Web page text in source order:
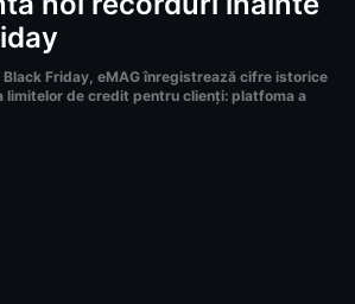
Black Friday, eMAG înregistrează cifre istorice
limitelor de credit pentru clienți: platfoma a